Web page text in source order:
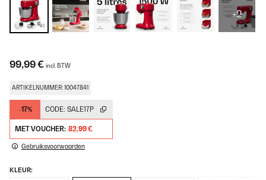
+2
99,99 € incl. BTW
ARTIKELNUMMER: 10047841
-17% CODE: SALE17P
MET VOUCHER: 82,99 €
Gebruiksvoorwaarden
KLEUR: